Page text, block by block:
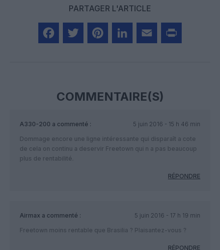
PARTAGER L'ARTICLE
COMMENTAIRE(S)
A330-200 a commenté :
5 juin 2016 - 15 h 46 min
Dommage encore une ligne intéressante qui disparaît a cote
de cela on continu a deservir Freetown qui n a pas beaucoup
plus de rentabilité.
RÉPONDRE
Airmax a commenté :
5 juin 2016 - 17 h 19 min
Freetown moins rentable que Brasilia ? Plaisantez-vous ?
RÉPONDRE